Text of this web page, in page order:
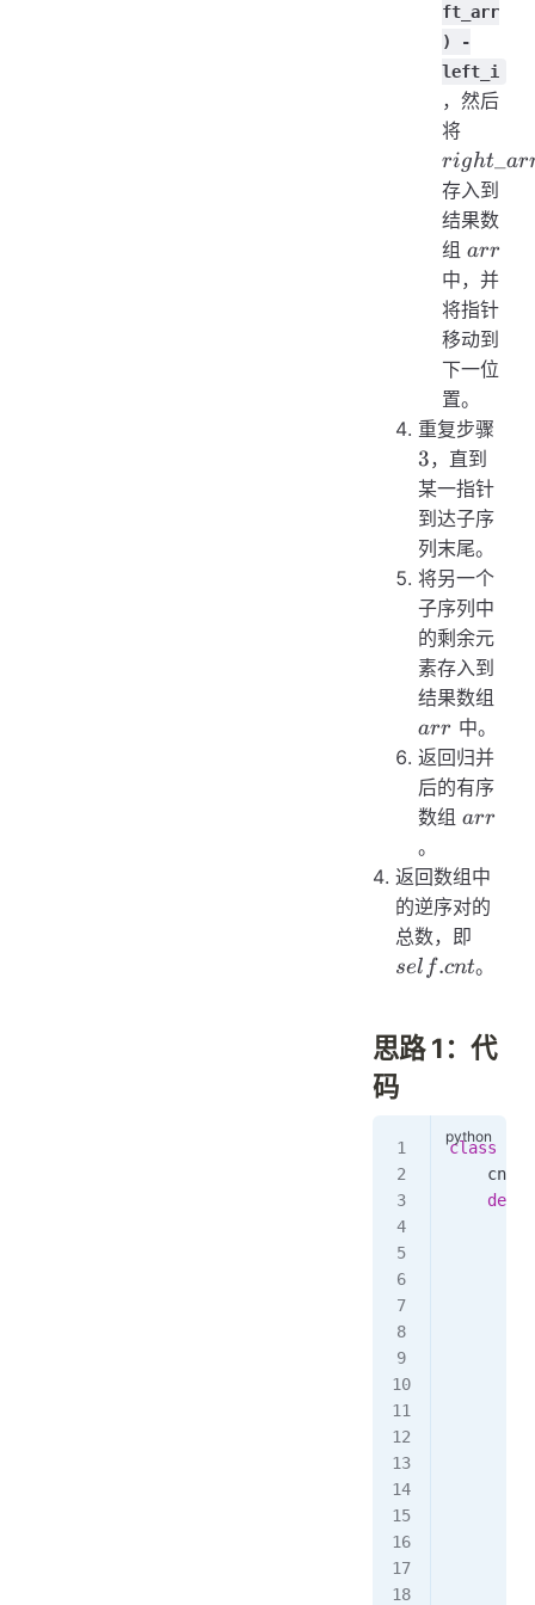
ft_arr
) -
left_i
，然后
将
right a
存入到
结果数
组 arr
arr
中，并
将指针
移动到
下一位
置。
重复步骤
3，直到
某一指针
到达子序
列末尾。
将另一个
子序列中
的剩余元
素存入到
结果数组
arr 中。
返回归并
后的有序
数组arr
arr
。
返回数组中
的逆序对的
总数，即
sel f.cnt。
思路 1：代
码
class
    cnt
    def